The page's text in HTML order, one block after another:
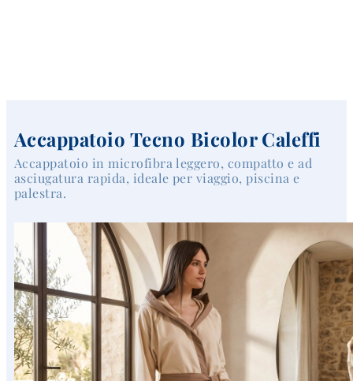
Accappatoio Tecno Bicolor Caleffi
Accappatoio in microfibra leggero, compatto e ad
asciugatura rapida, ideale per viaggio, piscina e
palestra.